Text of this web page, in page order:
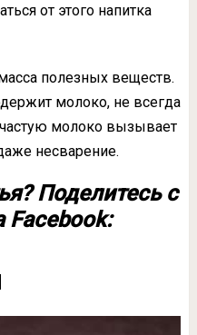
от этого напитка
полезных веществ.
молоко, не всегда
молоко вызывает
несварение.
Поделитесь с
Facebook: